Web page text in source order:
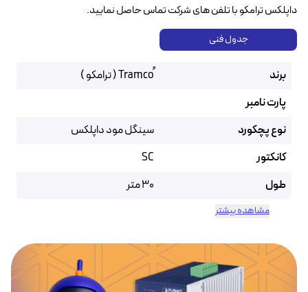
داپلکس ترامکو با تلفن های شرکت تماس حاصل نمایید.
جدول فنی
برند
پارت نامبر
نوع پچکورد
سینگل مود داپلکس
کانکتور
SC
طول
30 متر
مشاهده بیشتر